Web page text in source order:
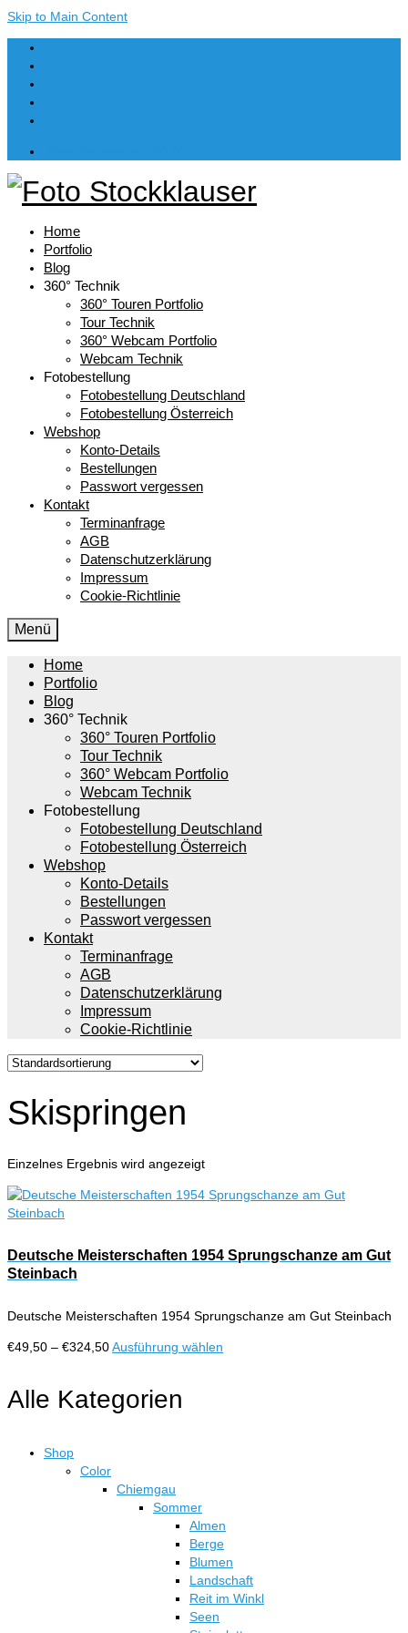
Skip to Main Content
Home
Portfolio
Blog
360° Technik
360° Touren Portfolio
Tour Technik
360° Webcam Portfolio
Webcam Technik
Fotobestellung
Fotobestellung Deutschland
Fotobestellung Österreich
Webshop
Konto-Details
Bestellungen
Passwort vergessen
Kontakt
Terminanfrage
AGB
Datenschutzerklärung
Impressum
Cookie-Richtlinie
Menü
Home
Portfolio
Blog
360° Technik
360° Touren Portfolio
Tour Technik
360° Webcam Portfolio
Webcam Technik
Fotobestellung
Fotobestellung Deutschland
Fotobestellung Österreich
Webshop
Konto-Details
Bestellungen
Passwort vergessen
Kontakt
Terminanfrage
AGB
Datenschutzerklärung
Impressum
Cookie-Richtlinie
Skispringen
Einzelnes Ergebnis wird angezeigt
Deutsche Meisterschaften 1954 Sprungschanze am Gut
Steinbach
Deutsche Meisterschaften 1954 Sprungschanze am Gut Steinbach
€49,50 – €324,50Preisspanne:
€324,50
Ausführung wählen
der
Produktseite
gewählt
werden
Alle Kategorien
Shop
Color
Chiemgau
Sommer
Almen
Berge
Blumen
Landschaft
Reit im Winkl
Seen